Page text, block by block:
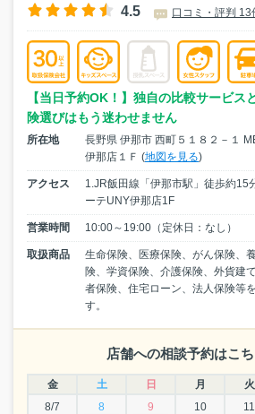
4.5 口コミ・評判 13
【当日予約OK！】独自の比較サービス
険選びはもう迷わせません
所在地
長野県 伊那市 西町５１８２－１
伊那店１Ｆ (地図を見る)
アクセス
1.JR飯田線「伊那市駅」徒歩約
ーテUNY伊那店1F
営業時間 10:00～19:00（定休日：なし）
取扱商品
生命保険、医療保険、がん保険、
険、学資保険、介護保険、外貨建
者保険、住宅ローン、法人保険等
す。
店舗への相談予約はこ
金 土 日 月 火
8/7
8 9 10 11